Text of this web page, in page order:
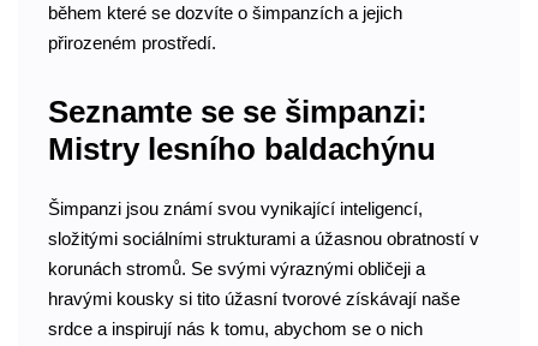
během které se dozvíte o šimpanzích a jejich
přirozeném prostředí.
Seznamte se se šimpanzi:
Mistry lesního baldachýnu
Šimpanzi jsou známí svou vynikající inteligencí,
složitými sociálními strukturami a úžasnou obratností v
korunách stromů. Se svými výraznými obličeji a
hravými kousky si tito úžasní tvorové získávají naše
srdce a inspirují nás k tomu, abychom se o nich